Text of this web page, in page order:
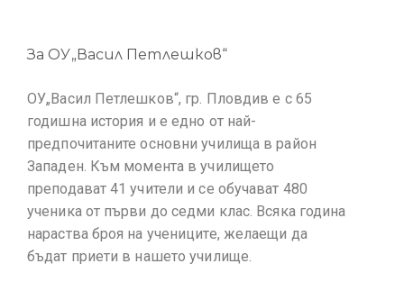
За ОУ„Васил Петлешков“
ОУ„Васил Петлешков“, гр. Пловдив е с 65
годишна история и е едно от най-
предпочитаните основни училища в район
Западен. Към момента в училището
преподават 41 учители и се обучават 480
ученика от първи до седми клас. Всяка година
нараства броя на учениците, желаещи да
бъдат приети в нашето училище.